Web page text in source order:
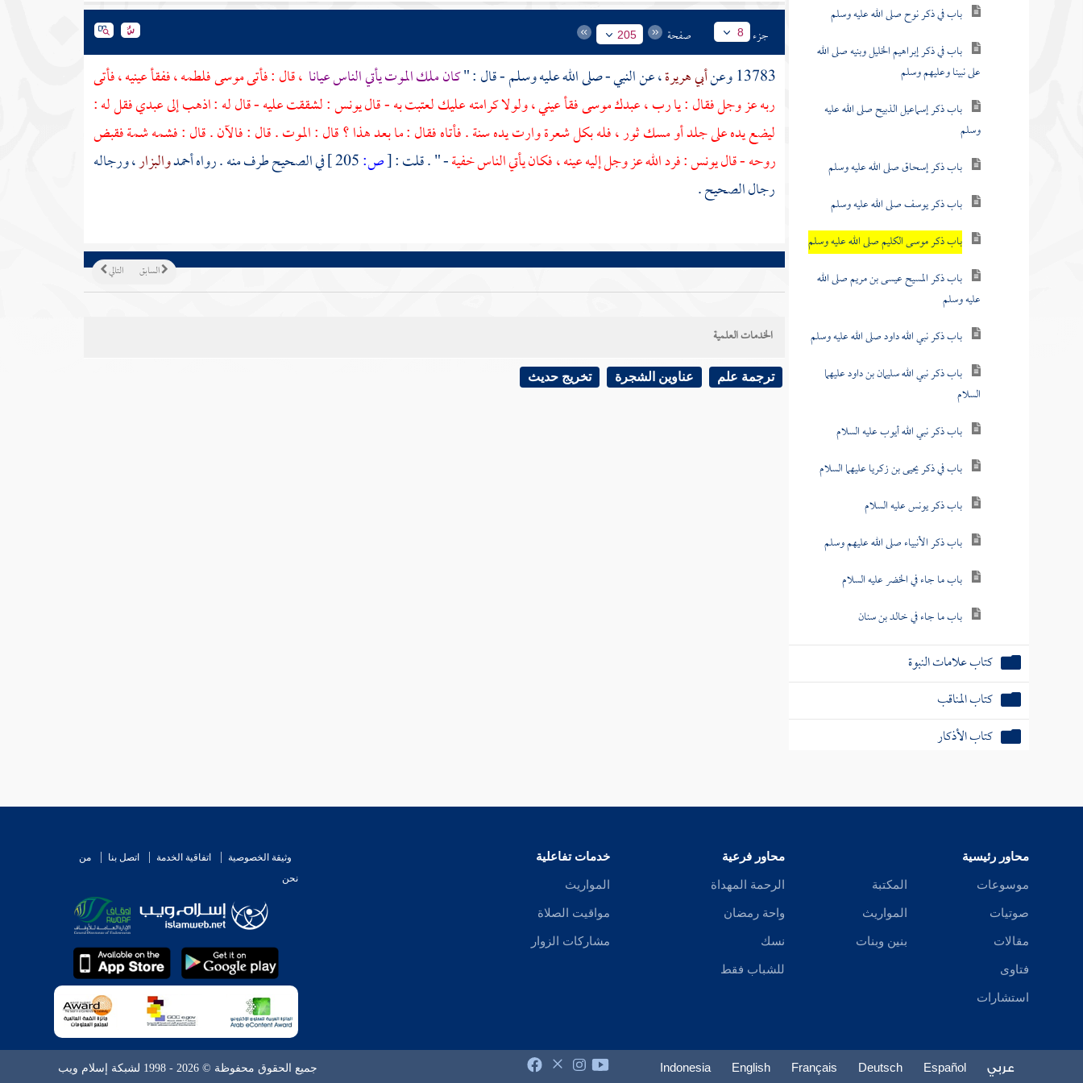
باب في ذكر نوح صلى الله عليه وسلم
باب في ذكر إبراهيم الخليل وبنيه صلى الله
على نبينا وعليهم وسلم
باب ذكر إسماعيل الذبيح صلى الله عليه
وسلم
باب ذكر إسحاق صلى الله عليه وسلم
باب ذكر يوسف صلى الله عليه وسلم
باب ذكر موسى الكليم صلى الله عليه وسلم
باب ذكر المسيح عيسى بن مريم صلى الله
عليه وسلم
باب ذكر نبي الله داود صلى الله عليه وسلم
باب ذكر نبي الله سليمان بن داود عليهما
السلام
باب ذكر نبي الله أيوب عليه السلام
باب في ذكر يحيى بن زكريا عليهما السلام
باب ذكر يونس عليه السلام
باب ذكر الأنبياء صلى الله عليهم وسلم
باب ما جاء في الخضر عليه السلام
باب ما جاء في خالد بن سنان
كتاب علامات النبوة
كتاب المناقب
كتاب الأذكار
كتاب التوبة
كتاب الزهد
كتاب البعث
كتاب صفة أهل النار
جزء 8 صفحة 205
13783 وعن أبي هريرة، عن النبي - صلى الله عليه وسلم - قال : "كانملك الموتيأتي الناس عيانا ، قال : فأتىموسىفلطمه ، ففقأ عينيه ، فأتى
ربه عز وجل فقال : يا رب ، عبدكموسىفقأ عيني ، ولولا كرامته عليك لعتبت به - قاليونس: لشققت عليه - قال له : اذهب إلى عبدي فقل له :
ليضع يده على جلد أو مسك ثور ، فله بكل شعرة وارت يده سنة . فأتاه فقال : ما بعد هذا ؟ قال : الموت . قال : فالآن . قال : فشمه شمة فقبض
روحه - قاليونس: فرد الله عز وجل إليه عينه ، فكان يأتي الناس خفية- " . قلت :[ص: في الصحيح طرف منه . رواهأحمدوالبزار، ورجاله
رجال الصحيح .
التالي السابق
الخدمات العلمية
ترجمة علم عناوين الشجرة تخريج حديث
محاور رئيسية
موسوعات
صوتيات
مقالات
فتاوى
استشارات
المكتبة
المواريث
بنين وبنات
محاور فرعية
الرحمة المهداة
واحة رمضان
نسك
للشباب فقط
خدمات تفاعلية
المواريث
مواقيت الصلاة
مشاركات الزوار
وثيقة الخصوصية اتفاقية الخدمة اتصل بنا
من
نحن
عربي Español
Deutsch
Français
English
Indonesia جميع الحقوق محفوظة © 2026 - 1998 لشبكة إسلام ويب